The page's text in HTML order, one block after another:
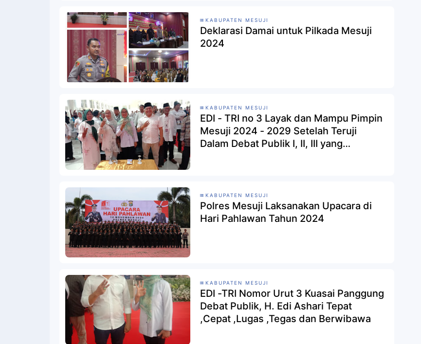
KABUPATEN MESUJI
Deklarasi Damai untuk Pilkada Mesuji
2024
KABUPATEN MESUJI
EDI - TRI no 3 Layak dan Mampu Pimpin
Mesuji 2024 - 2029 Setelah Teruji
Dalam Debat Publik I, II, III yang
KABUPATEN MESUJI
Polres Mesuji Laksanakan Upacara di
Hari Pahlawan Tahun 2024
KABUPATEN MESUJI
EDI -TRI Nomor Urut 3 Kuasai Panggung
Debat Publik, H. Edi Ashari Tepat
,Cepat ,Lugas ,Tegas dan Berwibawa